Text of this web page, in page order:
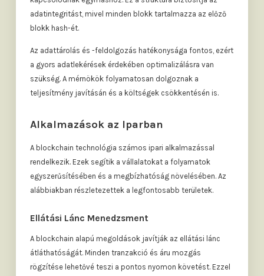
adatintegritást, mivel minden blokk tartalmazza az előző
blokk hash-ét.
Az adattárolás és -feldolgozás hatékonysága fontos, ezért
a gyors adatlekérések érdekében optimalizálásra van
szükség. A mérnökök folyamatosan dolgoznak a
teljesítmény javításán és a költségek csökkentésén is.
Alkalmazások az Iparban
A blockchain technológia számos ipari alkalmazással
rendelkezik. Ezek segítik a vállalatokat a folyamatok
egyszerűsítésében és a megbízhatóság növelésében. Az
alábbiakban részletezettek a legfontosabb területek.
Ellátási Lánc Menedzsment
A blockchain alapú megoldások javítják az ellátási lánc
átláthatóságát. Minden tranzakció és áru mozgás
rögzítése lehetővé teszi a pontos nyomon követést. Ezzel